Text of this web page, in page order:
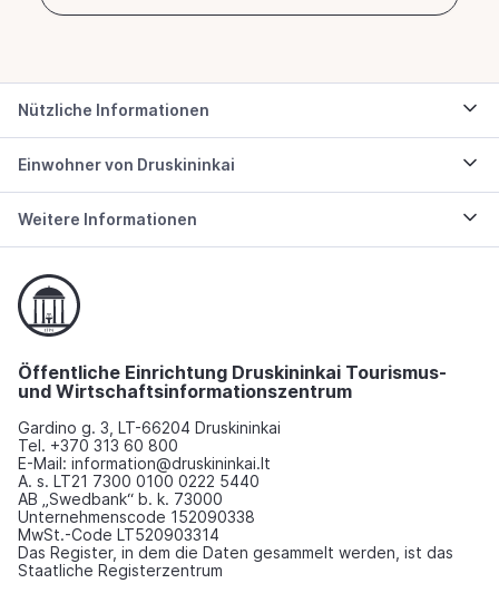
Nützliche Informationen
Einwohner von Druskininkai
Weitere Informationen
Öffentliche Einrichtung Druskininkai Tourismus-
und Wirtschaftsinformationszentrum
Gardino g. 3, LT-66204 Druskininkai
Tel. +370 313 60 800
E-Mail: information@druskininkai.lt
A. s. LT21 7300 0100 0222 5440
AB „Swedbank“ b. k. 73000
Unternehmenscode 152090338
MwSt.-Code LT520903314
Das Register, in dem die Daten gesammelt werden, ist das
Staatliche Registerzentrum